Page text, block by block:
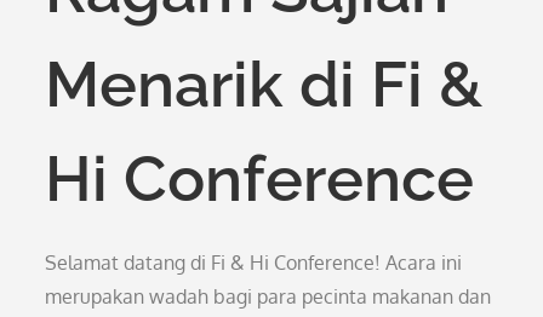
Menarik di Fi &
Hi Conference
Selamat datang di Fi & Hi Conference! Acara ini
merupakan wadah bagi para pecinta makanan dan